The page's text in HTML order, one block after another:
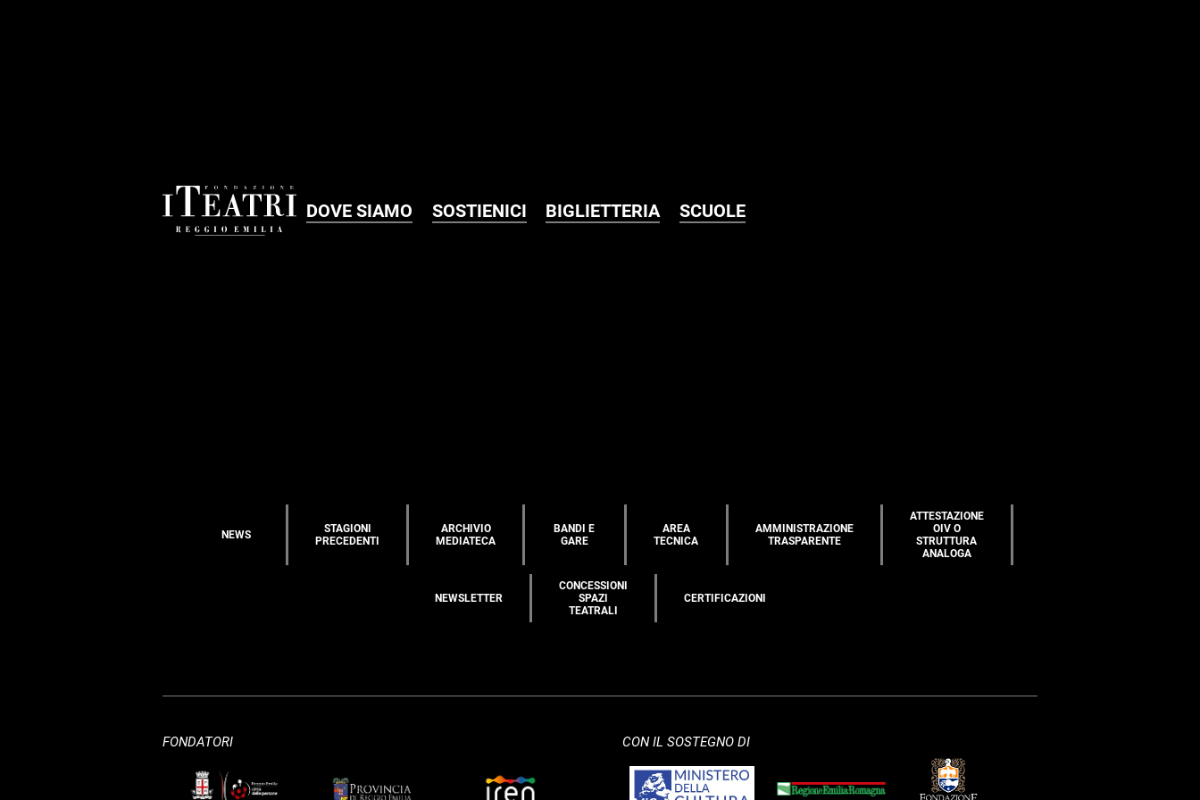
DOVE SIAMO SOSTIENICI BIGLIETTERIA SCUOLE
NEWS
STAGIONI
PRECEDENTI
ARCHIVIO
MEDIATECA
BANDI E
GARE
AREA
TECNICA
AMMINISTRAZIONE
TRASPARENTE
ATTESTAZIONE
OIV O
STRUTTURA
ANALOGA
NEWSLETTER
CONCESSIONI
SPAZI
TEATRALI
CERTIFICAZIONI
FONDATORI CON IL SOSTEGNO DI